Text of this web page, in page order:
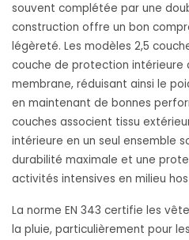
souvent complétée par une
construction offre un bon
légèreté. Les modèles 2,5
couche de protection intérieure
membrane, réduisant ainsi le
en maintenant de bonnes
couches associent tissu
intérieure en un seul ensemble
durabilité maximale et une
activités intensives en milieu
La norme EN 343 certifie les
la pluie, particulièrement pour